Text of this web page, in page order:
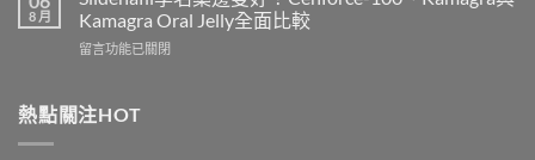
作
注
項
2026
Viagra
多
威
而
鋼
利
8 月
Kamagra Oral Jelly全面比較
在
名
藥
留言功能已關閉
熱點關注HOT